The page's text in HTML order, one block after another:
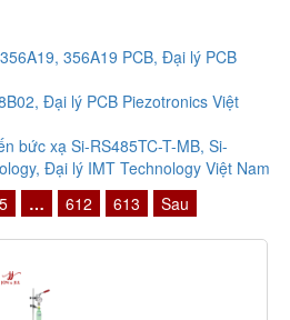
356A19 PCB, Đại lý PCB
Đại lý PCB Piezotronics Việt
bức xạ Si-RS485TC-T-MB, Si-
Đại lý IMT Technology Việt Nam
5 … 612 613 Sau